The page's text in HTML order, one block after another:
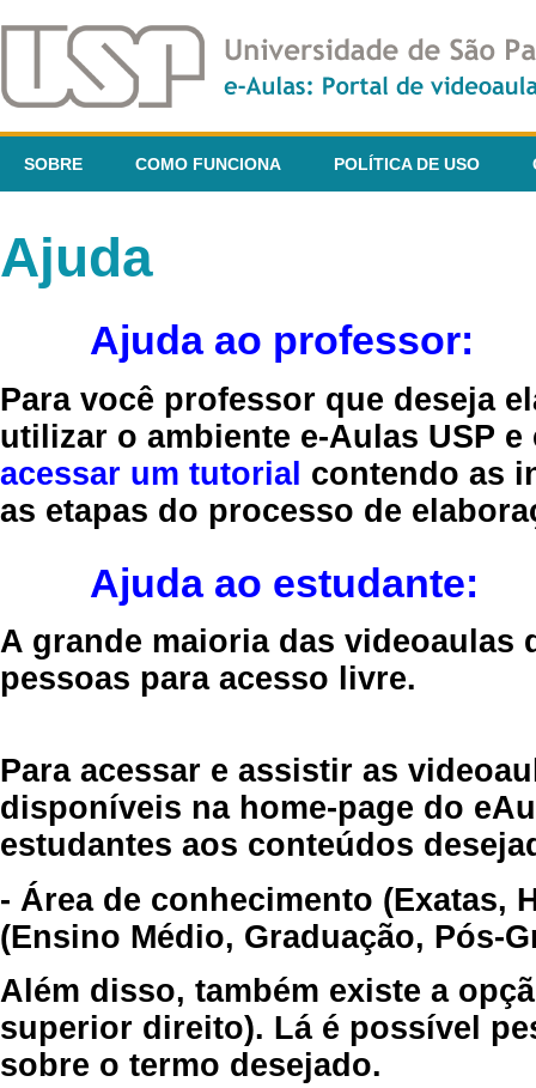
SOBRE COMO FUNCIONA POLÍTICA DE USO
Ajuda
Ajuda ao professor:
Para você professor que deseja
utilizar o ambiente e-Aulas USP
acessar um tutorial contendo as
as etapas do processo de
Ajuda ao estudante:
A grande maioria das videoaulas
pessoas para acesso livre.
Para acessar e assistir as
disponíveis na home-page do
estudantes aos conteúdos
- Área de conhecimento (Exatas,
(Ensino Médio, Graduação, Pós-
Além disso, também existe a
superior direito). Lá é possível
sobre o termo desejado.